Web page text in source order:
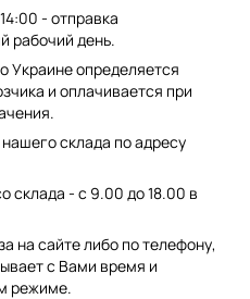
- отправка
рабочий день.
Украине определяется
и оплачивается при
склада по адресу
склада - с 9.00 до 18.00 в
на сайте либо по телефону,
с Вами время и
режиме.